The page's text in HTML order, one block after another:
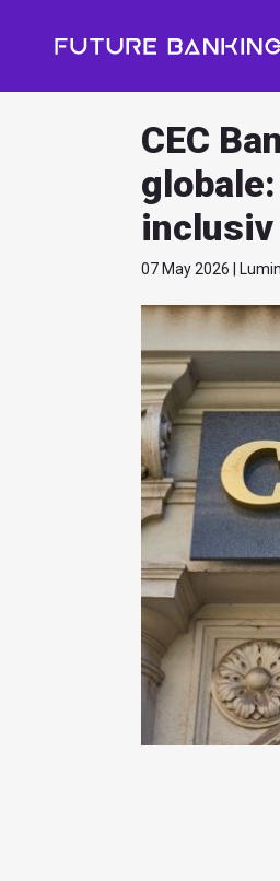
CEC
inclusiv
07 May 2026 |